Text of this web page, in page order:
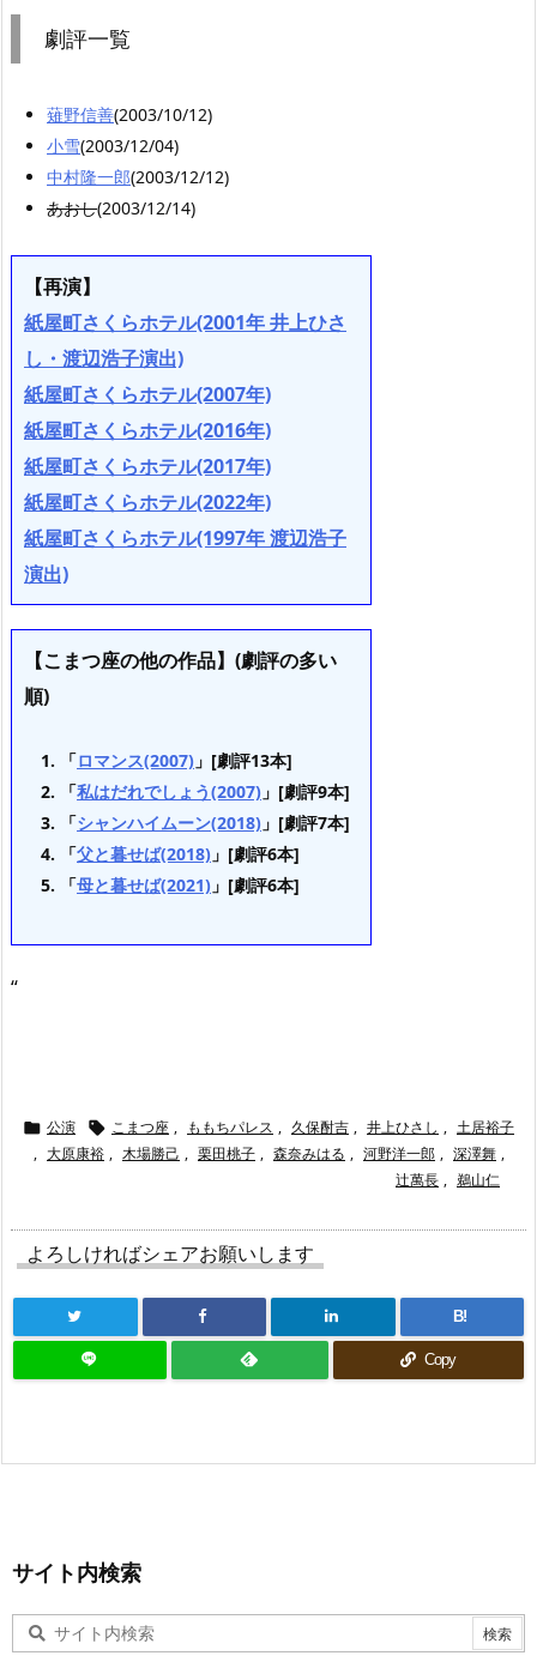
劇評一覧
薙野信善(2003/10/12)
小雪(2003/12/04)
中村隆一郎(2003/12/12)
あおし(2003/12/14)
【再演】
紙屋町さくらホテル(2001年 井上ひさ
し・渡辺浩子演出)
紙屋町さくらホテル(2007年)
紙屋町さくらホテル(2016年)
紙屋町さくらホテル(2017年)
紙屋町さくらホテル(2022年)
紙屋町さくらホテル(1997年 渡辺浩子
演出)
【こまつ座の他の作品】(劇評の多い
順)
「ロマンス(2007) 」[劇評13本]
「私はだれでしょう(2007) 」[劇評9本]
「シャンハイムーン(2018) 」[劇評7本]
「父と暮せば(2018) 」[劇評6本]
「母と暮せば(2021) 」[劇評6本]
“
 公演  こまつ座 , ももちパレス , 久保酎吉 , 井上ひさし , 土居裕子
, 大原康裕 , 木場勝己 , 栗田桃子 , 森奈みはる , 河野洋一郎 , 深澤舞 ,
辻萬長 , 鵜山仁
よろしければシェアお願いします
B!
Copy
サイト内検索